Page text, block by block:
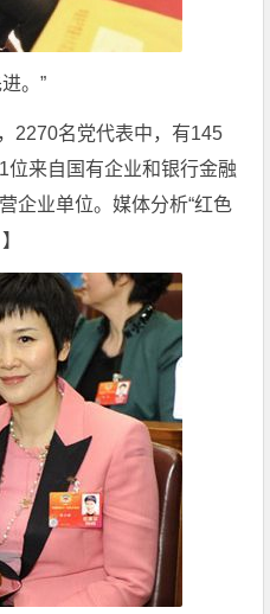
。”
名党代表中，有145
位来自国有企业和银行金融
企业单位。媒体分析“红色